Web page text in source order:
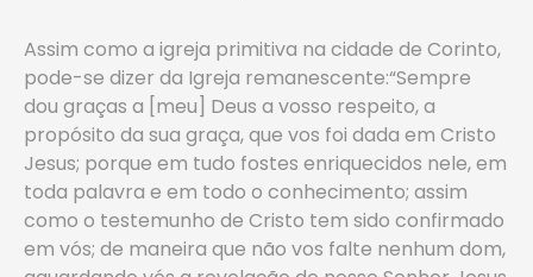
Assim como a igreja primitiva na cidade de Corinto,
pode-se dizer da Igreja remanescente:“Sempre
dou graças a [meu] Deus a vosso respeito, a
propósito da sua graça, que vos foi dada em Cristo
Jesus; porque em tudo fostes enriquecidos nele, em
toda palavra e em todo o conhecimento; assim
como o testemunho de Cristo tem sido confirmado
em vós; de maneira que não vos falte nenhum dom,